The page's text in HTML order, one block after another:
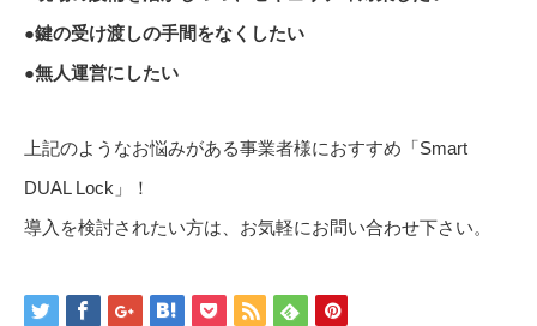
●鍵の受け渡しの手間をなくしたい
●無人運営にしたい
上記のようなお悩みがある事業者様におすすめ「Smart
DUAL Lock」！
導入を検討されたい方は、お気軽にお問い合わせ下さい。